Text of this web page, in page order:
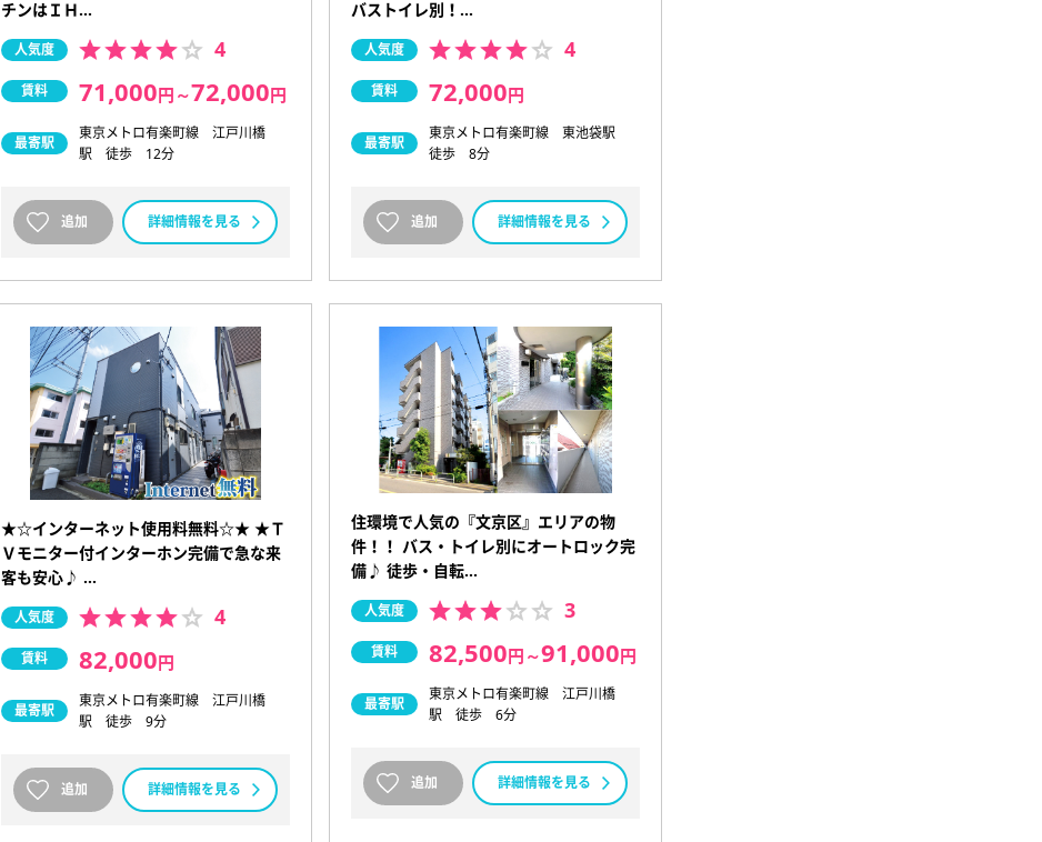
チンはＩＨ…
人気度 4
賃料 71,000円 ～72,000円
最寄駅
東京メトロ有楽町線 江戸川橋
駅 徒歩 12分
追加 詳細情報を見る
バストイレ別！…
人気度 4
賃料 72,000円
最寄駅
東京メトロ有楽町線 東池袋駅
徒歩 8分
追加 詳細情報を見る
★☆インターネット使用料無料☆★ ★Ｔ
Ｖモニター付インターホン完備で急な来
客も安心♪ …
人気度 4
賃料 82,000円
最寄駅
東京メトロ有楽町線 江戸川橋
駅 徒歩 9分
追加 詳細情報を見る
住環境で人気の『文京区』エリアの物
件！！ バス・トイレ別にオートロック完
備♪ 徒歩・自転…
人気度 3
賃料 82,500円 ～91,000円
最寄駅
東京メトロ有楽町線 江戸川橋
駅 徒歩 6分
追加 詳細情報を見る